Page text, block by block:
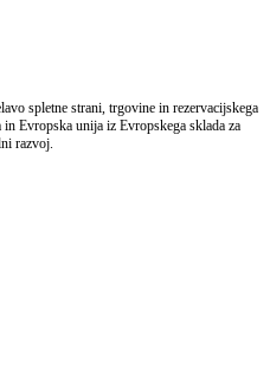
spletne strani, trgovine in rezervacijskega
Evropska unija iz Evropskega sklada za
razvoj.